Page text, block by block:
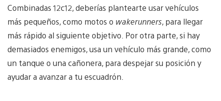
Combinadas 12c12, deberías plantearte usar vehículos
más pequeños, como motos o wakerunners, para llegar
más rápido al siguiente objetivo. Por otra parte, si hay
demasiados enemigos, usa un vehículo más grande, como
un tanque o una cañonera, para despejar su posición y
ayudar a avanzar a tu escuadrón.